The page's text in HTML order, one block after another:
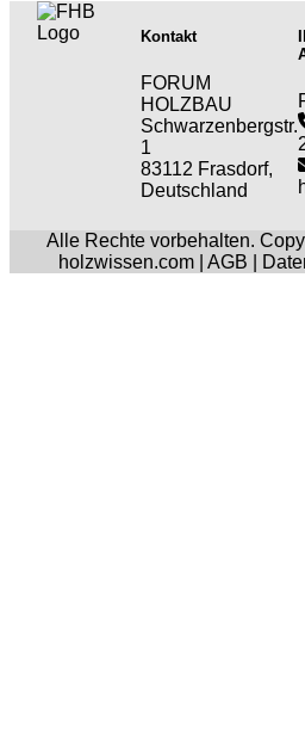
Kontakt
FORUM
HOLZBAU
Schwarzenbergstr.
1
83112 Frasdorf,
Deutschland
Alle Rechte vorbehalten.
holzwissen.com | AGB